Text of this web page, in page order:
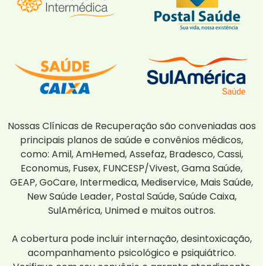
Nossas Clínicas de Recuperação são conveniadas aos
principais planos de saúde e convênios médicos,
como: Amil, AmHemed, Assefaz, Bradesco, Cassi,
Economus, Fusex, FUNCESP/Vivest, Gama Saúde,
GEAP, GoCare, Intermedica, Mediservice, Mais Saúde,
New Saúde Leader, Postal Saúde, Saúde Caixa,
SulAmérica, Unimed e muitos outros.
A cobertura pode incluir internação, desintoxicação,
acompanhamento psicológico e psiquiátrico.